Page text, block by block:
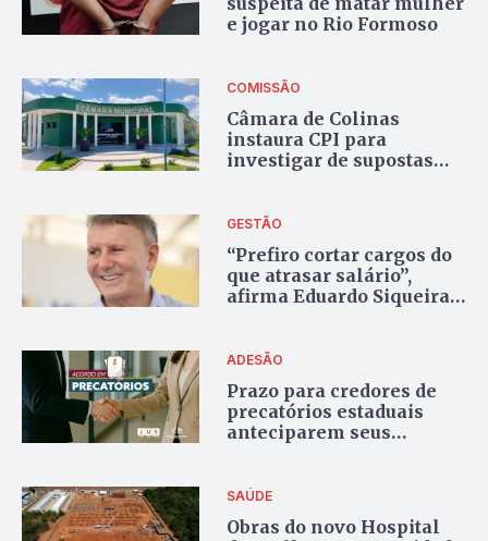
e jogar no Rio Formoso
COMISSÃO
Câmara de Colinas
instaura CPI para
investigar de supostas
municipais
GESTÃO
“Prefiro cortar cargos do
que atrasar salário”,
afirma Eduardo Siqueira
secretarias
ADESÃO
Prazo para credores de
precatórios estaduais
anteciparem seus
SAÚDE
Obras do novo Hospital